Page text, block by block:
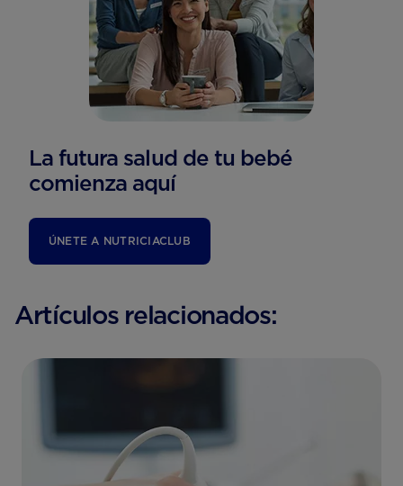
La futura salud de tu bebé
comienza aquí
ÚNETE A NUTRICIACLUB
Artículos relacionados: